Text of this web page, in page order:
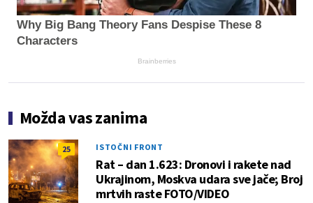
Why Big Bang Theory Fans Despise These 8
Characters
Brainberries
Možda vas zanima
25 ISTOČNI FRONT
Rat – dan 1.623: Dronovi i rakete nad
Ukrajinom, Moskva udara sve jače; Broj
mrtvih raste FOTO/VIDEO